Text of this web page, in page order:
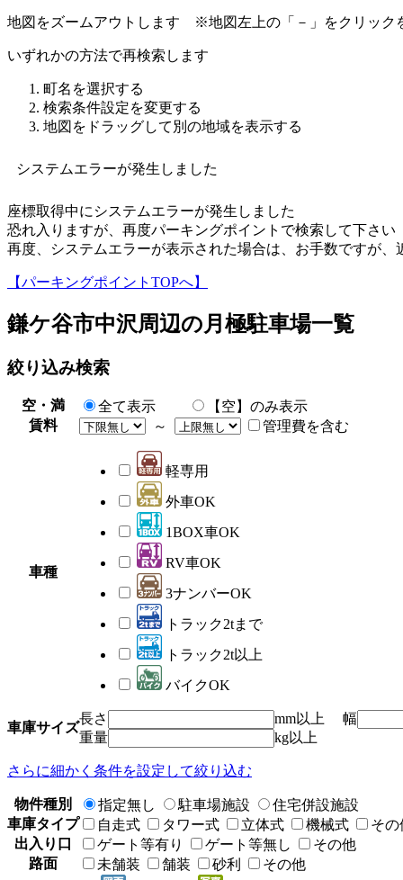
地図をズームアウトします ※地図左上の「－」をクリック
いずれかの方法で再検索します
町名を選択する
検索条件設定を変更する
地図をドラッグして別の地域を表示する
システムエラーが発生しました
座標取得中にシステムエラーが発生しました
恐れ入りますが、再度パーキングポイントで検索して下さい
再度、システムエラーが表示された場合は、お手数ですが
【パーキングポイントTOPへ】
鎌ケ谷市中沢周辺の月極駐車場一覧
絞り込み検索
空・満 全て表示
【空】のみ表示
賃料
～ 管理費を含む
車種
軽専用
外車OK
1BOX車OK
RV車OK
3ナンバーOK
トラック2tまで
トラック2t以上
バイクOK
車庫サイズ
長さ mm以上 幅
重量
kg以上
さらに細かく条件を設定して絞り込む
物件種別 指定無し 駐車場施設
住宅併設施設
車庫タイプ
自走式 タワー式 立体式 機械式
その
出入り口
ゲート等有り ゲート等無し
その他
路面
未舗装 舗装 砂利
その他